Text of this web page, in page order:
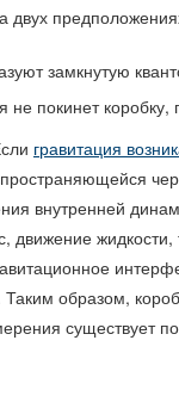
двух
замкнутую
покинет
гравитация
внутренней
образом,
существует